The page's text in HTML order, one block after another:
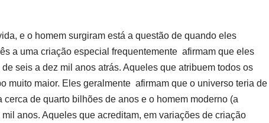
e o homem surgiram está a questão de quando eles
a uma criação especial frequentemente afirmam que eles
seis a dez mil anos atrás. Aqueles que atribuem todos os
muito maior. Eles geralmente afirmam que o universo teria de
de quarto bilhões de anos e o homem moderno (a
anos. Aqueles que acreditam, em variações de criação